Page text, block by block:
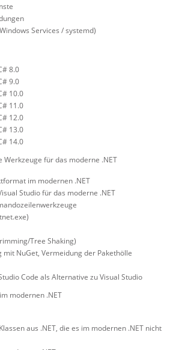
Services / systemd)
8.0
9.0
10.0
11.0
12.0
13.0
14.0
Werkzeuge für das moderne .NET
im modernen .NET
Studio für das moderne .NET
Tree Shaking)
mit NuGet, Vermeidung der Pakethölle
Code als Alternative zu Visual Studio
modernen .NET
aus .NET, die es im modernen .NET nicht